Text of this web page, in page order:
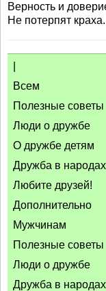
Верность и
Не потерпят краха.
Всем
Полезные советы
Люди о дружбе
О дружбе детям
Дружба в
Любите друзей!
Дополнительно
Мужчинам
Полезные советы
Люди о дружбе
Дружба в